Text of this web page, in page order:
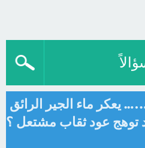
يعكر ماء الجير الرائق
توهج عود ثقاب مشتعل ؟